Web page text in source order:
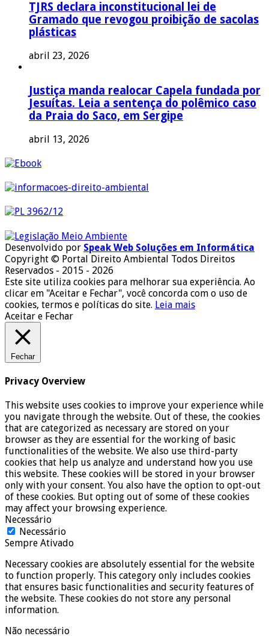
TJRS declara inconstitucional lei de
Gramado que revogou proibição de sacolas
plásticas
abril 23, 2026
Justiça manda realocar Capela fundada por
Jesuítas. Leia a sentença do polêmico caso
da Praia do Saco, em Sergipe
abril 13, 2026
Desenvolvido por Speak Web Soluções em Informática
Copyright © Portal Direito Ambiental Todos Direitos
Reservados - 2015 - 2026
Este site utiliza cookies para melhorar sua experiência. Ao
clicar em "Aceitar e Fechar", você concorda com o uso de
cookies, termos e políticas do site. Leia mais
Aceitar e Fechar
Fechar
Privacy Overview
This website uses cookies to improve your experience while
you navigate through the website. Out of these, the cookies
that are categorized as necessary are stored on your
browser as they are essential for the working of basic
functionalities of the website. We also use third-party
cookies that help us analyze and understand how you use
this website. These cookies will be stored in your browser
only with your consent. You also have the option to opt-out
of these cookies. But opting out of some of these cookies
may affect your browsing experience.
Necessário
Necessário
Sempre Ativado
Necessary cookies are absolutely essential for the website
to function properly. This category only includes cookies
that ensures basic functionalities and security features of
the website. These cookies do not store any personal
information.
Não necessário